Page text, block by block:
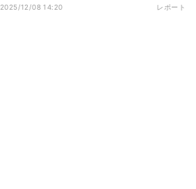
2025/12/08 14:20 レポート